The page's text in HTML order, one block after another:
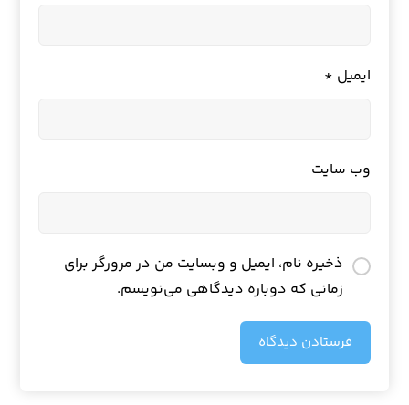
ایمیل *
وب‌ سایت
ذخیره نام، ایمیل و وبسایت من در مرورگر برای
زمانی که دوباره دیدگاهی می‌نویسم.
فرستادن دیدگاه